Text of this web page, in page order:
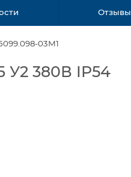
Отзывы
03М1
380В IP54